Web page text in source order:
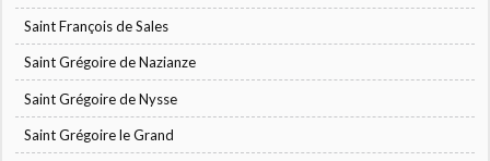
Saint François de Sales
Saint Grégoire de Nazianze
Saint Grégoire de Nysse
Saint Grégoire le Grand